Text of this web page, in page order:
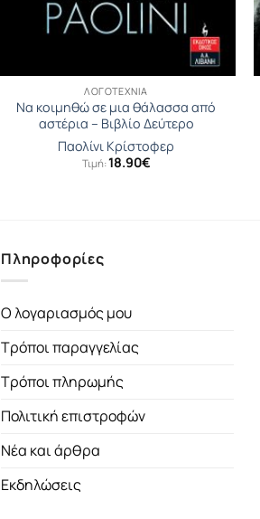
ΛΟΓΟΤΕΧΝΊΑ
Να κοιμηθώ σε μια θάλασσα από
αστέρια – Βιβλίο Δεύτερο
Παολίνι Κρίστοφερ
Τιμή:18.90€
Πληροφορίες
Ο λογαριασμός μου
Τρόποι παραγγελίας
Τρόποι πληρωμής
Πολιτική επιστροφών
Νέα και άρθρα
Εκδηλώσεις